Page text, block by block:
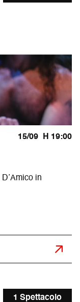
15/09 H 19:00
in
1 Spettacolo